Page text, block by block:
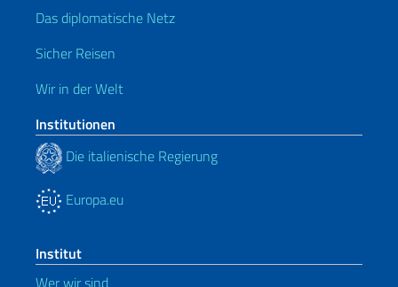
Das diplomatische Netz
Sicher Reisen
Wir in der Welt
Institutionen
Die italienische Regierung
Europa.eu
Institut
Wer wir sind